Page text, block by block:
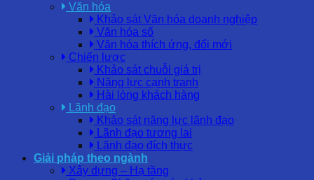
Văn hóa
Khảo sát Văn hóa doanh nghiệp
Văn hóa số
Văn hóa thích ứng, đổi mới
Chiến lược
Khảo sát chuỗi giá trị
Năng lực cạnh tranh
Hài lòng khách hàng
Lãnh đạo
Khảo sát năng lực lãnh đạo
Lãnh đạo tương lai
Lãnh đạo đích thực
Giải pháp theo ngành
Xây dựng – Hạ tầng